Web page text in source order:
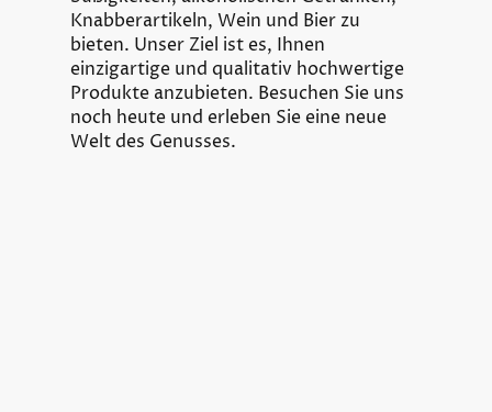
Knabberartikeln, Wein und Bier zu
bieten. Unser Ziel ist es, Ihnen
einzigartige und qualitativ hochwertige
Produkte anzubieten. Besuchen Sie uns
noch heute und erleben Sie eine neue
Welt des Genusses.